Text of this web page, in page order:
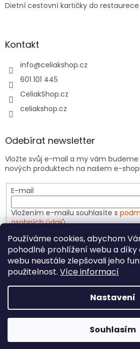
Používáme cookies, abychom
pohodlné prohlížení webu a díky
webu neustále zlepšovali jeho
použitelnost. Více informací
Nastavení
Souhlasím
Dietní cestovní kartičky do restaurece
Kontakt
info@celiakshop.cz
601 101 445
CeliakShop.cz
celiakshop.cz
Odebírat newsletter
Vložte svůj e-mail a my vám
nových produktech na našem e-
E-mail
Vložením e-mailu souhlasíte s
osobních údajů
PŘIHLÁSIT SE
Copyright 2026CeliakShop.cz
vyhrazena.